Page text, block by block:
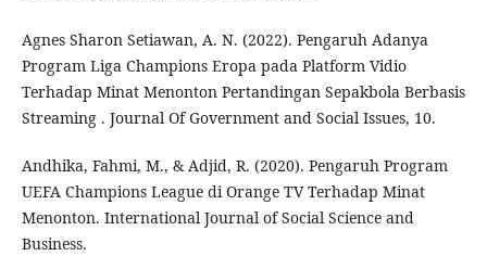
Agnes Sharon Setiawan, A. N. (2022). Pengaruh Adanya
Program Liga Champions Eropa pada Platform Vidio
Terhadap Minat Menonton Pertandingan Sepakbola Berbasis
Streaming . Journal Of Government and Social Issues, 10.
Andhika, Fahmi, M., & Adjid, R. (2020). Pengaruh Program
UEFA Champions League di Orange TV Terhadap Minat
Menonton. International Journal of Social Science and
Business.